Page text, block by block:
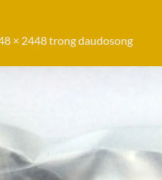
× 2448trongdaudosong